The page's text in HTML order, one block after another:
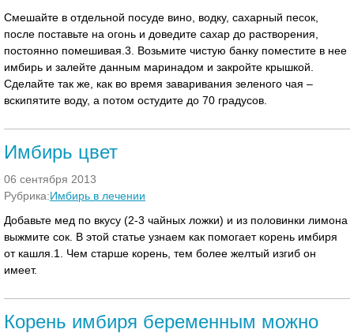
Смешайте в отдельной посуде вино, водку, сахарный песок,
после поставьте на огонь и доведите сахар до растворения,
постоянно помешивая.3. Возьмите чистую банку поместите в нее
имбирь и залейте данным маринадом и закройте крышкой.
Сделайте так же, как во время заваривания зеленого чая –
вскипятите воду, а потом остудите до 70 градусов.
Имбирь цвет
06 сентября 2013
Рубрика:Имбирь в лечении
Добавьте мед по вкусу (2-3 чайных ложки) и из половинки лимона
выжмите сок. В этой статье узнаем как помогает корень имбиря
от кашля.1. Чем старше корень, тем более желтый изгиб он
имеет.
Корень имбиря беременным можно